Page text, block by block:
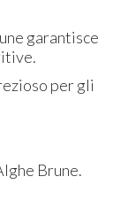
garantisce
per gli
Brune.